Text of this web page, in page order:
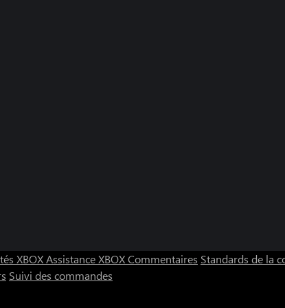
XBOXAssistance XBOXCommentaires Standards de la
Suivi des commandes